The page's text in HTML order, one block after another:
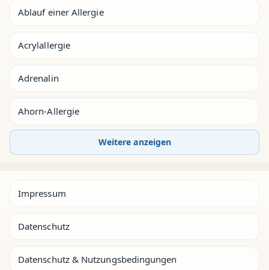
Ablauf einer Allergie
Acrylallergie
Adrenalin
Ahorn-Allergie
Weitere anzeigen
Impressum
Datenschutz
Datenschutz & Nutzungsbedingungen